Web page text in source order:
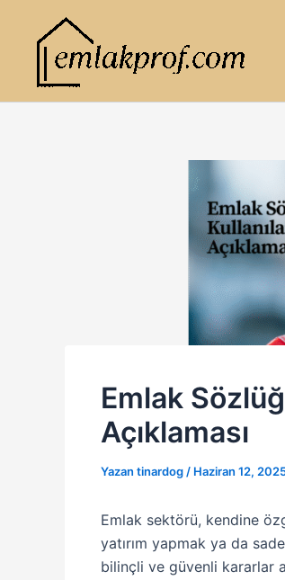
Emlak
Açıklaması
Yazan tinardog/ Haziran 12,
Emlak sektörü, kendine
yatırım yapmak ya da
bilinçli ve güvenli kararlar